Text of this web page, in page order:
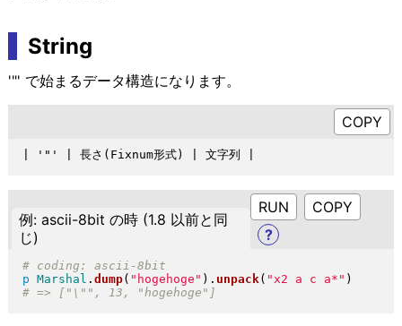
String
'"' で始まるデータ構造になります。
例: ascii-8bit の時 (1.8 以前と同
じ)
RUN
?
p Marshal . dump( " hogehoge " ) . unpack( "x2 a c a* " )